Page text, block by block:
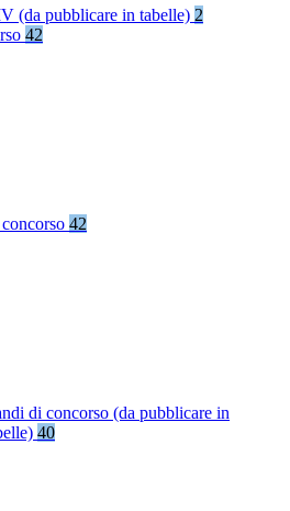
(da pubblicare in tabelle) 2
42
42
di concorso (da pubblicare in
40